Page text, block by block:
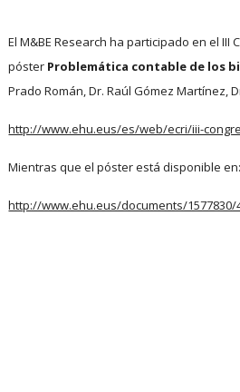
El M&BE Research ha participado en el
póster Problemática contable de los
Prado Román, Dr. Raúl Gómez Martínez,
http://www.ehu.eus/es/web/ecri/iii-
Mientras que el póster está disponible en:
http://www.ehu.eus/documents/1577830/